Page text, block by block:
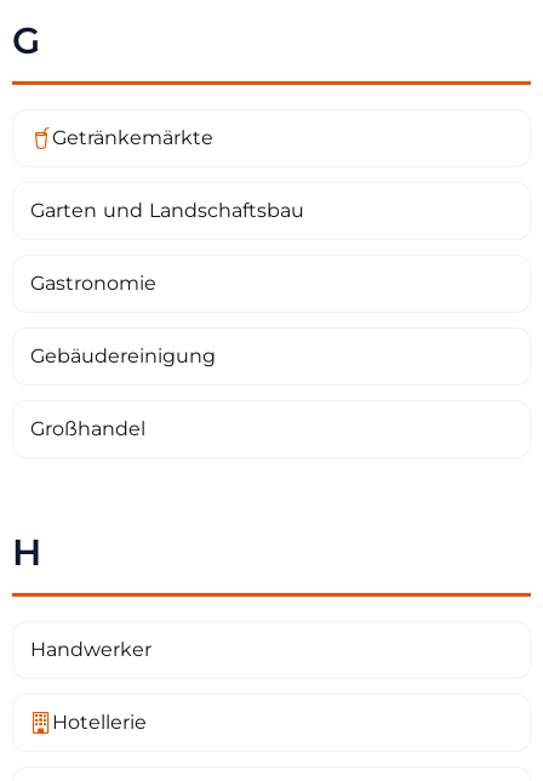
G
Getränkemärkte
Garten und Landschaftsbau
Gastronomie
Gebäudereinigung
Großhandel
H
Handwerker
Hotellerie